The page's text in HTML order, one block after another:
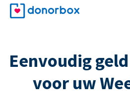
Eenvoudig
voor uw